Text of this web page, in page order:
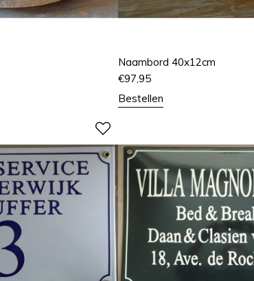
Naambord 40x12cm
€97,95
Bestellen